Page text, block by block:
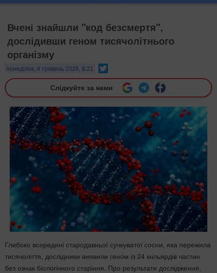
Вчені знайшли "код безсмертя",
дослідивши геном тисячолітнього
організму
понеділок, 4 травень 2026, 8:21
Слідкуйте за нами
Глибоко всередині стародавньої сучкуватої сосни, яка пережила
тисячоліття, дослідники виявили геном із 24 мільярдів частин
без ознак біологічного старіння. Про результати дослідження,